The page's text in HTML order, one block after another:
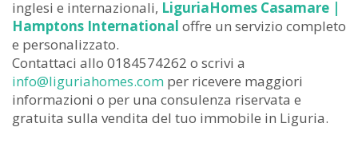
inglesi e internazionali, LiguriaHomes Casamare |
Hamptons International offre un servizio completo
e personalizzato.
Contattaci allo 0184574262 o scrivi a
info@liguriahomes.com per ricevere maggiori
informazioni o per una consulenza riservata e
gratuita sulla vendita del tuo immobile in Liguria.